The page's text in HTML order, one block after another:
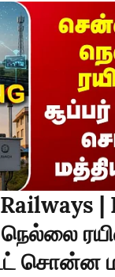
|
சொன்ன